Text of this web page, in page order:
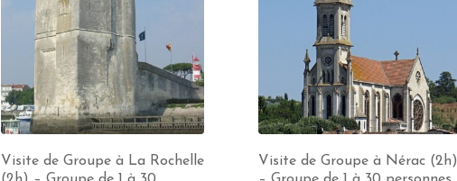
Visite de Groupe à La Rochelle
Visite de Groupe à Nérac (2h)